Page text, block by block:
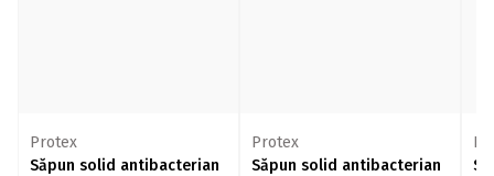
Protex
Săpun solid antibacterian
Protex
Săpun solid antibacterian